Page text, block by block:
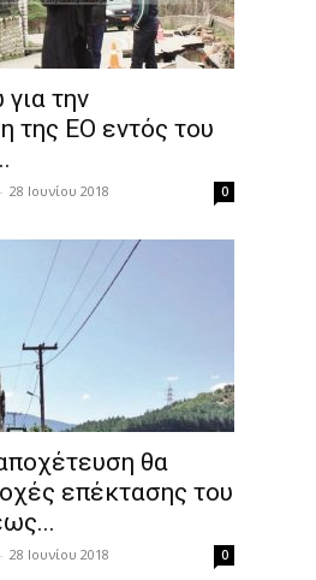
την
της ΕΟ εντός του
- 28 Ιουνίου 2018 0
θα
επέκτασης του
- 28 Ιουνίου 2018 0